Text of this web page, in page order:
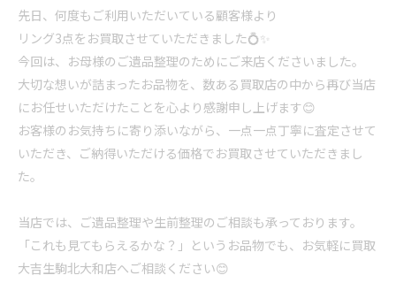
先日、何度もご利用いただいている顧客様より
リング3点をお買取させていただきました💍✨
今回は、お母様のご遺品整理のためにご来店くださいました。
大切な想いが詰まったお品物を、数ある買取店の中から再び当店
にお任せいただけたことを心より感謝申し上げます😊
お客様のお気持ちに寄り添いながら、一点一点丁寧に査定させて
いただき、ご納得いただける価格でお買取させていただきまし
た。
当店では、ご遺品整理や生前整理のご相談も承っております。
「これも見てもらえるかな？」というお品物でも、お気軽に買取
大吉生駒北大和店へご相談ください😊